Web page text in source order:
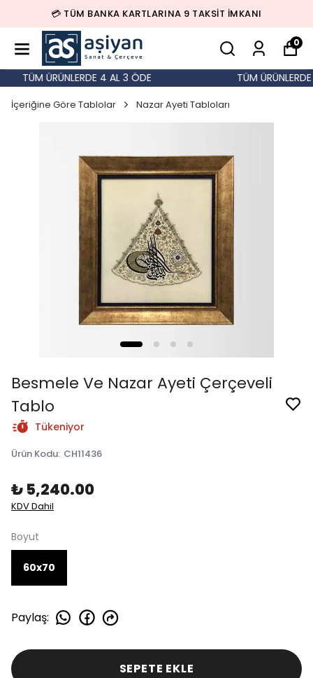
💳 TÜM BANKA KARTLARINA 9 TAKSİT İMKANI
0
TÜM ÜRÜNLERDE 4 AL 3 ÖDE TÜM
İçeriğine Göre Tablolar Nazar Ayeti Tabloları
Besmele Ve Nazar Ayeti Çerçeveli
Tablo
Tükeniyor
Ürün Kodu: CH11436
₺ 5,240.00
KDV Dahil
Boyut
60x70
Paylaş:
SEPETE EKLE